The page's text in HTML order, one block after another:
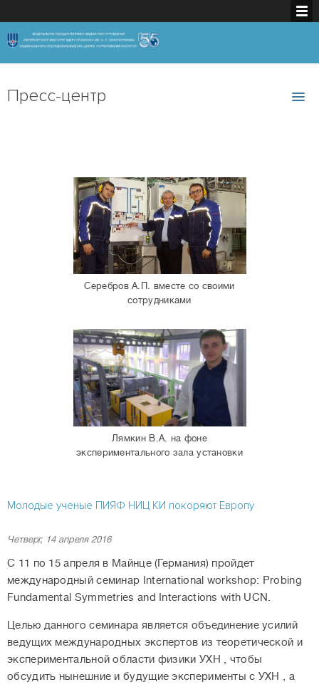
Пресс-центр
Серебров А.П. вместе со своими
сотрудниками
Лямкин В.А. на фоне
экспериментального зала установки
Молодые ученые ПИЯФ НИЦ КИ покоряют Европу
Четверг, 14 апреля 2016
С 11 по 15 апреля в Майнце (Германия) пройдет
международный семинар International workshop: Probing
Fundamental Symmetries and Interactions with UCN.
Целью данного семинара является объединение усилий
ведущих международных экспертов из теоретической и
экспериментальной области физики УХН , чтобы
обсудить нынешние и будущие эксперименты с УХН , а